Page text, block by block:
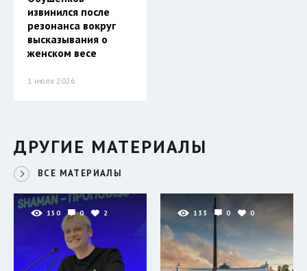
извинился после
резонанса вокруг
высказывания о
женском весе
1 июля 2026
ДРУГИЕ МАТЕРИАЛЫ
ВСЕ МАТЕРИАЛЫ
150 0 2 133 0 0